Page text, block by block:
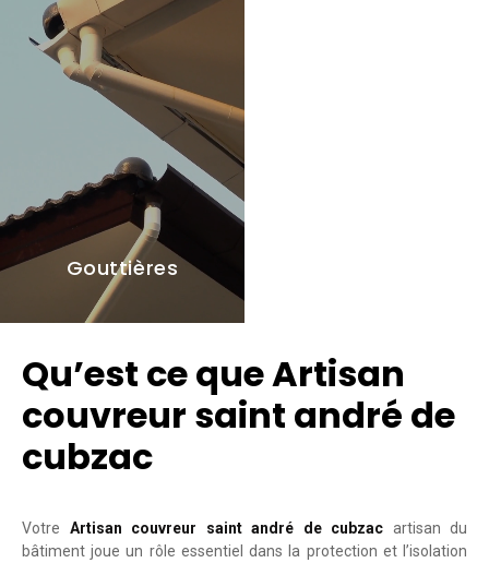
Gouttières
Qu’est ce que Artisan
couvreur saint andré de
cubzac
Votre Artisan couvreur saint andré de cubzac artisan du
bâtiment joue un rôle essentiel dans la protection et l’isolation